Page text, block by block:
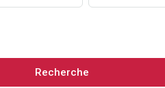
Recherche